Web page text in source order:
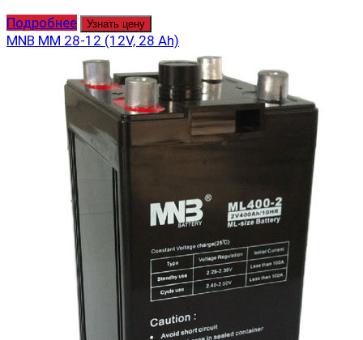
Подробнее
Узнать цену
MNB MM 28-12 (12V, 28 Ah)